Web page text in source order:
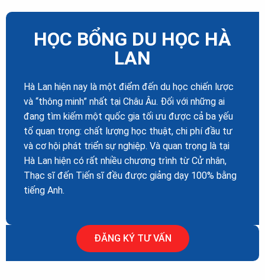
HỌC BỔNG DU HỌC HÀ
LAN
Hà Lan hiện nay là một điểm đến du học chiến lược
và “thông minh” nhất tại Châu Âu. Đối với những ai
đang tìm kiếm một quốc gia tối ưu được cả ba yếu
tố quan trọng: chất lượng học thuật, chi phí đầu tư
và cơ hội phát triển sự nghiệp. Và quan trọng là tại
Hà Lan hiện có rất nhiều chương trình từ Cử nhân,
Thạc sĩ đến Tiến sĩ đều được giảng dạy 100% bằng
tiếng Anh.
ĐĂNG KÝ TƯ VẤN